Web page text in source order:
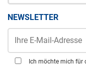
NEWSLETTER
Ich möchte mich für